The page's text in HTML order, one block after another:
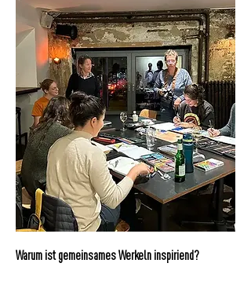
Warum ist gemeinsames Werkeln inspiriend?